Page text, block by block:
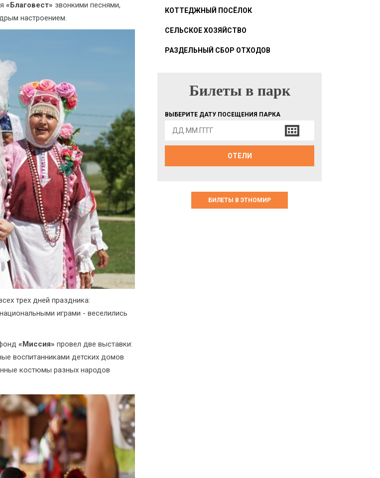
«Благовест» звонкими песнями,
настроением.
трех дней праздника:
играми - веселились
«Миссия» провел две выставки:
воспитанниками детских домов
костюмы разных народов
КОТТЕДЖНЫЙ ПОСЁЛОК
СЕЛЬСКОЕ ХОЗЯЙСТВО
РАЗДЕЛЬНЫЙ СБОР ОТХОДОВ
БИЛЕТЫ В ПАРК
Билеты в парк
ВЫБЕРИТЕ ДАТУ ПОСЕЩЕНИЯ ПАРКА
ОТЕЛИ
БИЛЕТЫ В ЭТНОМИР